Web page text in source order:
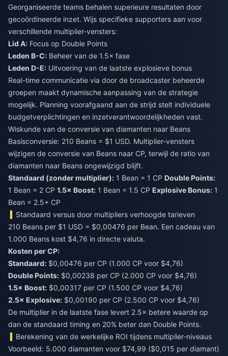
Georganiseerde teams behalen superieure resultaten door
gecoördineerde inzet. Wijs specifieke supporters aan voor
verschillende multiplier-vensters:
Lid A: Focus op Double Points
Leden B-C: Beheer van de 1.5× fase
Leden D-E: Uitvoering van de laatste explosieve bonus
Real-time communicatie via door de broadcaster beheerde
groepen maakt dynamische aanpassing van de strategie
mogelijk. Planning voorafgaand aan de strijd stelt individuele
budgetverplichtingen en inzetverantwoordelijkheden vast.
Wiskunde van de conversie van diamanten naar Beans
Basisconversie: 210 Beans = $1 USD. Multiplier-vensters
wijzigen de conversie van Beans naar CP, terwijl de ratio van
diamanten naar Beans ongewijzigd blijft.
Standaard (zonder multiplier): 1 Bean = 1 CP Double Points:
1 Bean = 2 CP 1.5× Boost: 1 Bean = 1.5 CP Explosive Bonus: 1
Bean = 2.5+ CP
Standaard versus door multipliers verhoogde tarieven
210 Beans per $1 USD = $0,00476 per Bean. Een cadeau van
1.000 Beans kost $4,76 in directe valuta.
Kosten per CP:
Standaard: $0,00476 per CP (1.000 CP voor $4,76)
Double Points: $0,00238 per CP (2.000 CP voor $4,76)
1.5× Boost: $0,00317 per CP (1.500 CP voor $4,76)
2.5× Explosive: $0,00190 per CP (2.500 CP voor $4,76)
De multiplier in de laatste fase levert 2.5× betere waarde op
dan de standaard timing en 20% beter dan Double Points.
Berekening van de werkelijke ROI tijdens multiplier-niveaus
Voorbeeld: 5.000 diamanten voor $74,99 ($0,015 per diamant)